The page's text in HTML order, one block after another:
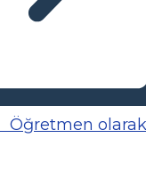
Öğretmen olarak